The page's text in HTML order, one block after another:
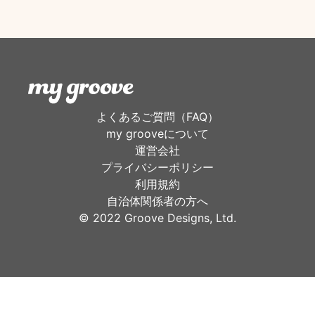
よくあるご質問（FAQ）
my grooveについて
運営会社
プライバシーポリシー
利用規約
自治体関係者の方へ
©︎ 2022 Groove Designs, Ltd.